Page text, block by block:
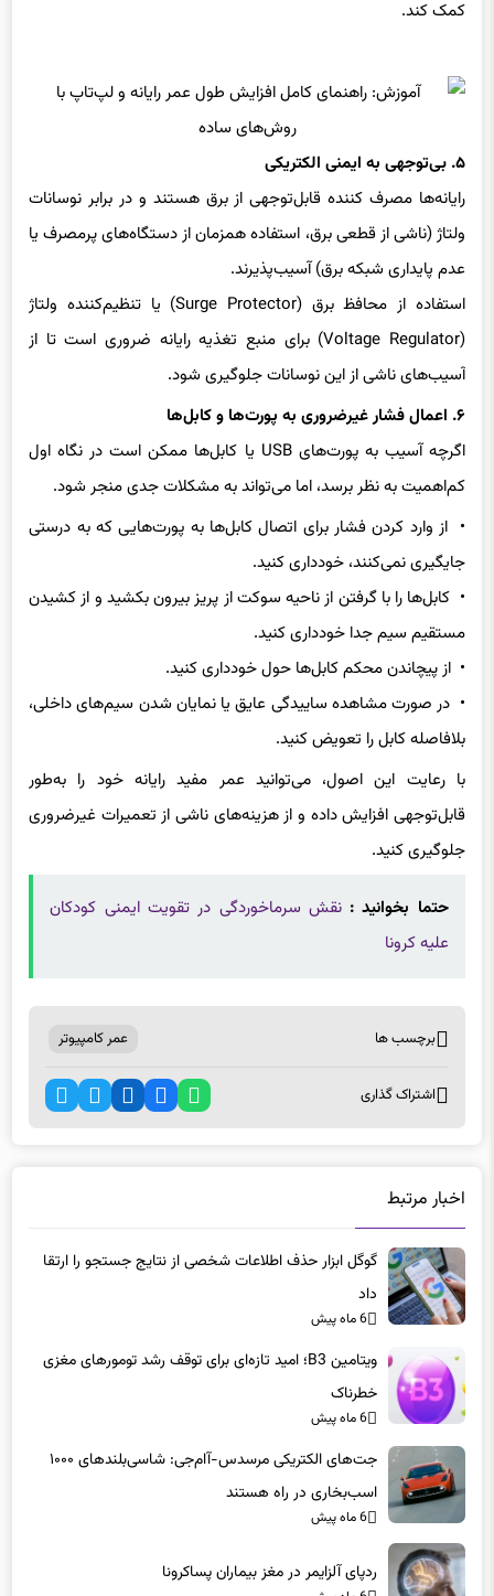
رایانه‌ها مصرف کننده قابل‌توجهی از برق هستند و در برابر نوسانات
ولتاژ (ناشی از قطعی برق، استفاده همزمان از دستگاه‌های پرمصرف یا
عدم پایداری شبکه برق) آسیب‌پذیرند.
(Voltage Regulator) برای منبع تغذیه رایانه ضروری است تا از
آسیب‌های ناشی از این نوسانات جلوگیری شود.
۶. اعمال فشار غیرضروری به پورت‌ها و کابل‌ها
اگرچه آسیب به پورت‌های USB یا کابل‌ها ممکن است در نگاه اول
کم‌اهمیت به نظر برسد، اما می‌تواند به مشکلات جدی منجر شود.
• از وارد کردن فشار برای اتصال کابل‌ها به پورت‌هایی که به درستی
جایگیری نمی‌کنند، خودداری کنید.
• کابل‌ها را با گرفتن از ناحیه سوکت از پریز بیرون بکشید و از کشیدن
مستقیم سیم جدا خودداری کنید.
• از پیچاندن محکم کابل‌ها حول خودداری کنید.
• در صورت مشاهده ساییدگی عایق یا نمایان شدن سیم‌های داخلی،
بلافاصله کابل را تعویض کنید.
با رعایت این اصول، می‌توانید عمر مفید رایانه خود را به‌طور
قابل‌توجهی افزایش داده و از هزینه‌های ناشی از تعمیرات غیرضروری
جلوگیری کنید.
علیه کرونا
گوگل ابزار حذف اطلاعات شخصی از نتایج جستجو را ارتقا
داد
6 ماه پیش
خطرناک
6 ماه پیش
اسب‌بخاری در راه هستند
6 ماه پیش